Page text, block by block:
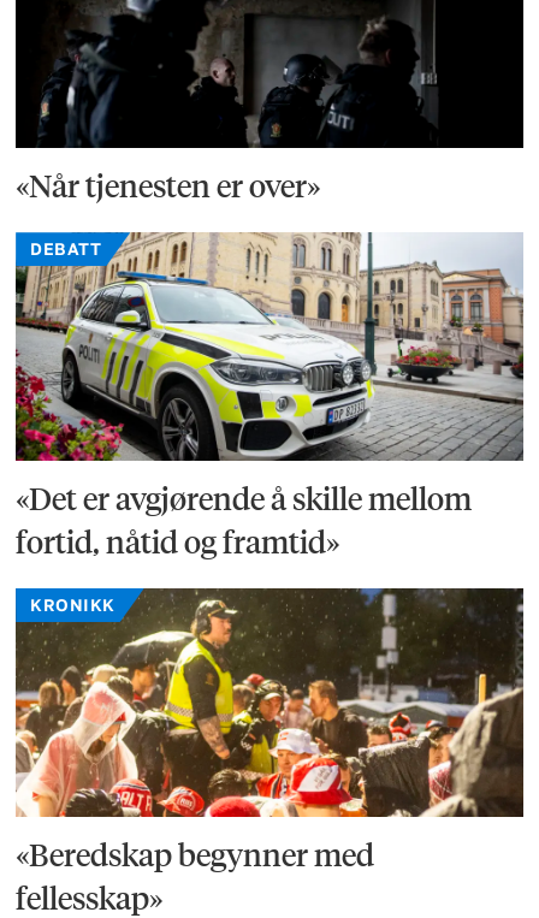
«Når tjenesten er over»
DEBATT
«Det er avgjørende å skille mellom
fortid, nåtid og framtid»
KRONIKK
«Beredskap begynner med
fellesskap»